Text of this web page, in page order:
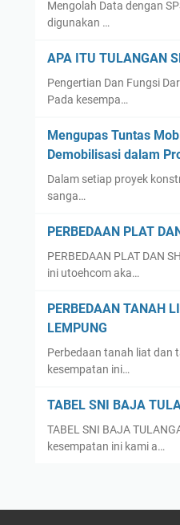
Mengolah Data dengan
digunakan …
APA ITU TULANGAN
Pengertian Dan Fungsi
Pada kesempa…
Mengupas Tuntas
Demobilisasi dalam
Dalam setiap proyek
sanga…
PERBEDAAN PLAT
PERBEDAAN PLAT DAN
ini utoehcom aka…
PERBEDAAN TANAH
LEMPUNG
Perbedaan tanah liat dan
kesempatan ini…
TABEL SNI BAJA
TABEL SNI BAJA
kesempatan ini kami a…